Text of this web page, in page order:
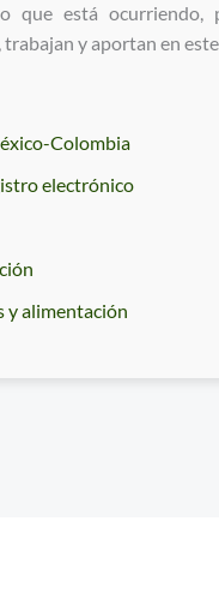
que está ocurriendo,
y aportan en
Colombia
electrónico
y alimentación